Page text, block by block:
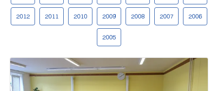
2012 2011 2010 2009 2008 2007 2006
2005